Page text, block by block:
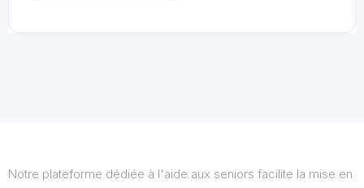
Notre plateforme dédiée à l'aide aux seniors facilite la mise en